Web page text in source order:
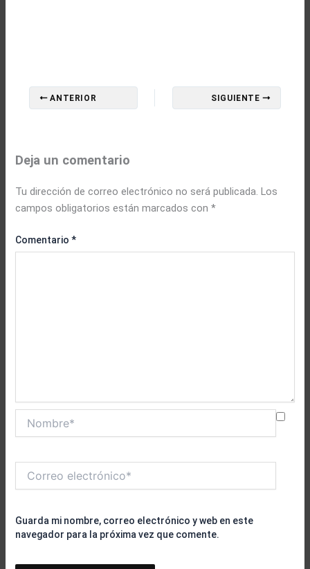
ANTERIOR SIGUIENTE
Deja un comentario
Tu dirección de correo electrónico no será publicada. Los
campos obligatorios están marcados con*
Comentario*
electrónico*
Guarda mi nombre, correo electrónico y web en este
navegador para la próxima vez que comente.